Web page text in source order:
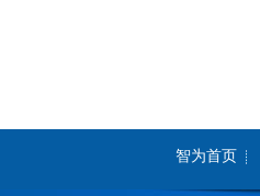
智为首页